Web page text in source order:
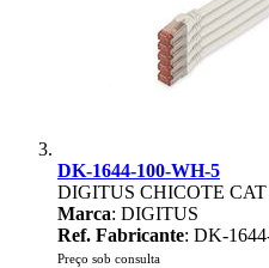
DK-1644-100-WH-5
DIGITUS CHICOTE
Marca: DIGITUS
Ref. Fabricante: DK-
Preço sob consulta